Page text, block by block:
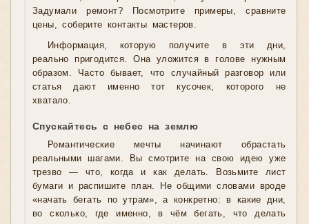
Задумали ремонт? Посмотрите примеры, сравните
цены, соберите контакты мастеров.
Информация, которую получите в эти дни,
реально пригодится. Она уложится в голове нужным
образом. Часто бывает, что случайный разговор или
статья дают именно тот кусочек, которого не
хватало.
Спускайтесь с небес на землю
Романтические мечты начинают обрастать
реальными шагами. Вы смотрите на свою идею уже
трезво — что, когда и как делать. Возьмите лист
бумаги и распишите план. Не общими словами вроде
«начать бегать по утрам», а конкретно: в какие дни,
во сколько, где именно, в чём бегать, что делать